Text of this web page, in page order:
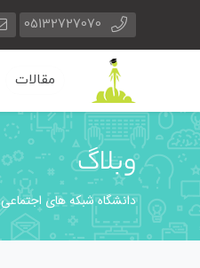
05132727070
مقالات
وبلاگ
دانشگاه شبکه های اجتماعی